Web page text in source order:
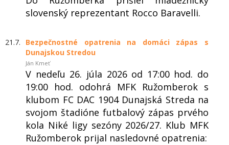
slovenský reprezentant Rocco Baravelli.
21.7.
Bezpečnostné opatrenia na domáci zápas s
Dunajskou Stredou
Ján Kmeť
V nedeľu 26. júla 2026 od 17:00 hod. do
19:00 hod. odohrá MFK Ružomberok s
klubom FC DAC 1904 Dunajská Streda na
svojom štadióne futbalový zápas prvého
kola Niké ligy sezóny 2026/27. Klub MFK
Ružomberok prijal nasledovné opatrenia: